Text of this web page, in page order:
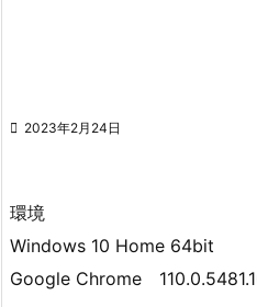
 2023年2月24日
環境
Windows 10 Home 64bit
Google Chrome